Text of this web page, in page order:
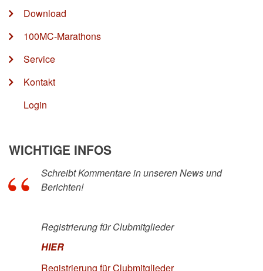
Download
100MC-Marathons
Service
Kontakt
Login
WICHTIGE INFOS
Schreibt Kommentare in unseren News und
Berichten!
Registrierung für Clubmitglieder
HIER
Registrierung für Clubmitglieder